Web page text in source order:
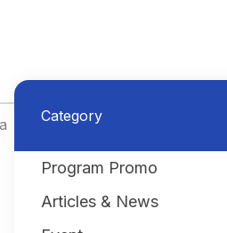
Category
Program Promo
Articles & News